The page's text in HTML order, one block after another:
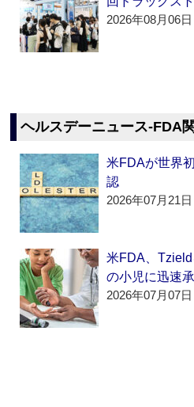
2026年08月06
ヘルスデーニュース‐FDA
米FDAが世界
認
2026年07月21
米FDA、
の小児に迅速
2026年07月07